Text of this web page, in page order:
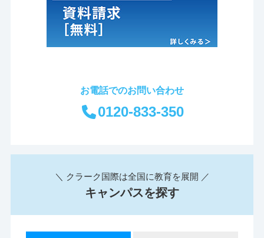
お電話でのお問い合わせ
0120-833-350
＼ クラーク国際は全国に教育を展開 ／
キャンパスを探す